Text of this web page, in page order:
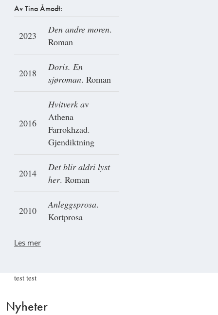
Av Tina Åmodt:
2023
Den andre moren.
Roman
2018
Doris. En
sjøroman. Roman
2016
Hvitverk av
Athena
Farrokhzad.
Gjendiktning
2014
Det blir aldri lyst
her. Roman
2010
Anleggsprosa.
Kortprosa
Les mer
test test
Nyheter